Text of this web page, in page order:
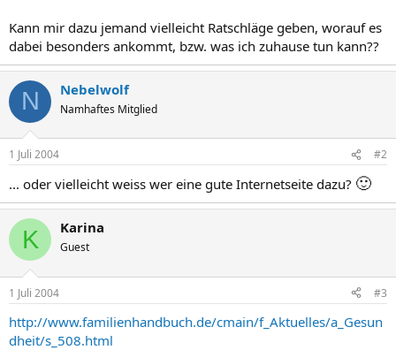
Kann mir dazu jemand vielleicht Ratschläge geben, worauf es
dabei besonders ankommt, bzw. was ich zuhause tun kann??
N Nebelwolf
Namhaftes Mitglied
1 Juli 2004 #2
... oder vielleicht weiss wer eine gute Internetseite dazu? 🙂
K Karina
Guest
1 Juli 2004 #3
http://www.familienhandbuch.de/cmain/f_Aktuelles/a_Gesun
dheit/s_508.html